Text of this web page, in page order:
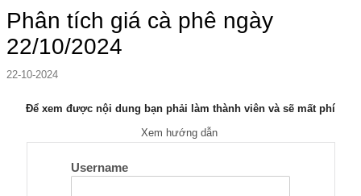
Phân tích giá cà phê ngày
22/10/2024
22-10-2024
Để xem được nội dung bạn phải làm thành viên và sẽ mất phí
Xem hướng dẫn
Username